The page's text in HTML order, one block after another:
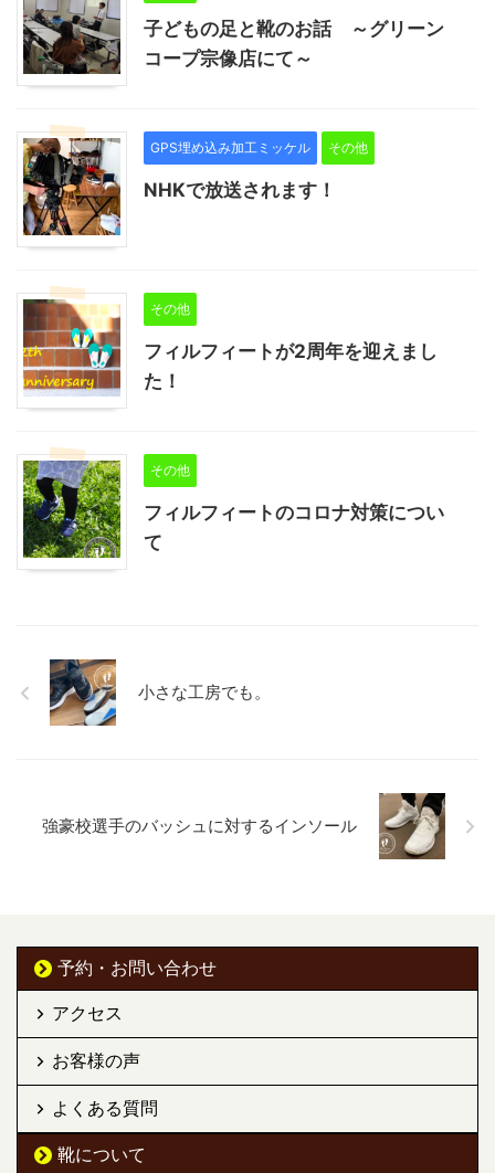
子どもの足と靴のお話 ～グリーン
コープ宗像店にて～
GPS埋め込み加工ミッケル その他
NHKで放送されます！
その他
フィルフィートが2周年を迎えまし
た！
その他
フィルフィートのコロナ対策につい
て
小さな工房でも。
強豪校選手のバッシュに対するインソール
予約・お問い合わせ
アクセス
お客様の声
よくある質問
靴について